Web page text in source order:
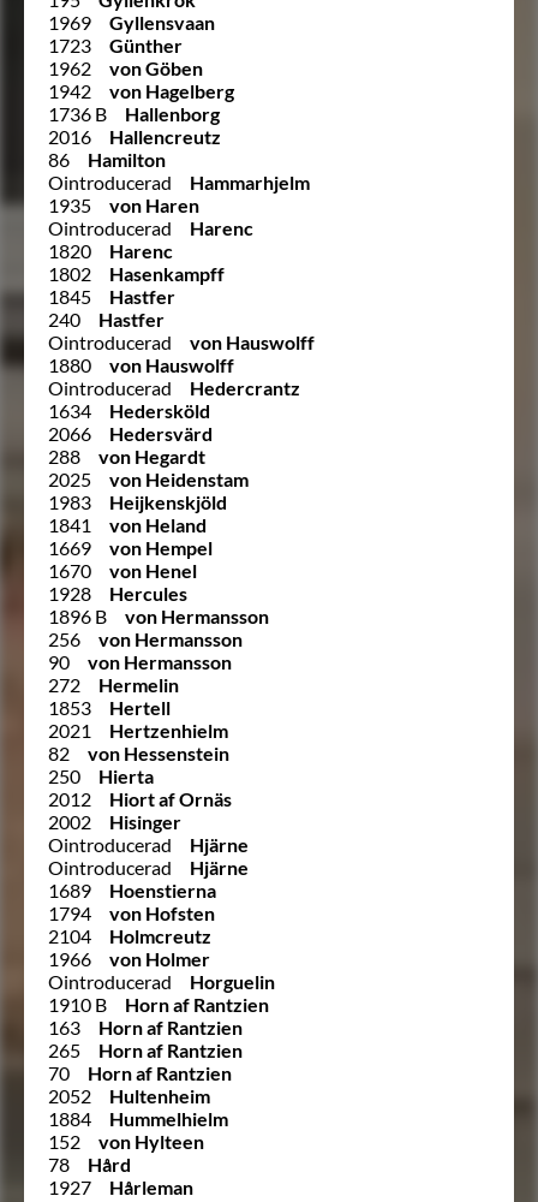
1969
Gyllensvaan
1723
Günther
1962
von Göben
1942
von Hagelberg
1736 B
Hallenborg
2016
Hallencreutz
86
Hamilton
Ointroducerad
Hammarhjelm
1935
von Haren
Ointroducerad
Harenc
1820
Harenc
1802
Hasenkampff
1845
Hastfer
240
Hastfer
Ointroducerad
von Hauswolff
1880
von Hauswolff
Ointroducerad
Hedercrantz
1634
Hedersköld
2066
Hedersvärd
288
von Hegardt
2025
von Heidenstam
1983
Heijkenskjöld
1841
von Heland
1669
von Hempel
1670
von Henel
1928
Hercules
1896 B
von Hermansson
256
von Hermansson
90
von Hermansson
272
Hermelin
1853
Hertell
2021
Hertzenhielm
82
von Hessenstein
250
Hierta
2012
Hiort af Ornäs
2002
Hisinger
Ointroducerad
Hjärne
Ointroducerad
Hjärne
1689
Hoenstierna
1794
von Hofsten
2104
Holmcreutz
1966
von Holmer
Ointroducerad
Horguelin
1910 B
Horn af Rantzien
163
Horn af Rantzien
265
Horn af Rantzien
70
Horn af Rantzien
2052
Hultenheim
1884
Hummelhielm
152
von Hylteen
78
Hård
1927
Hårleman